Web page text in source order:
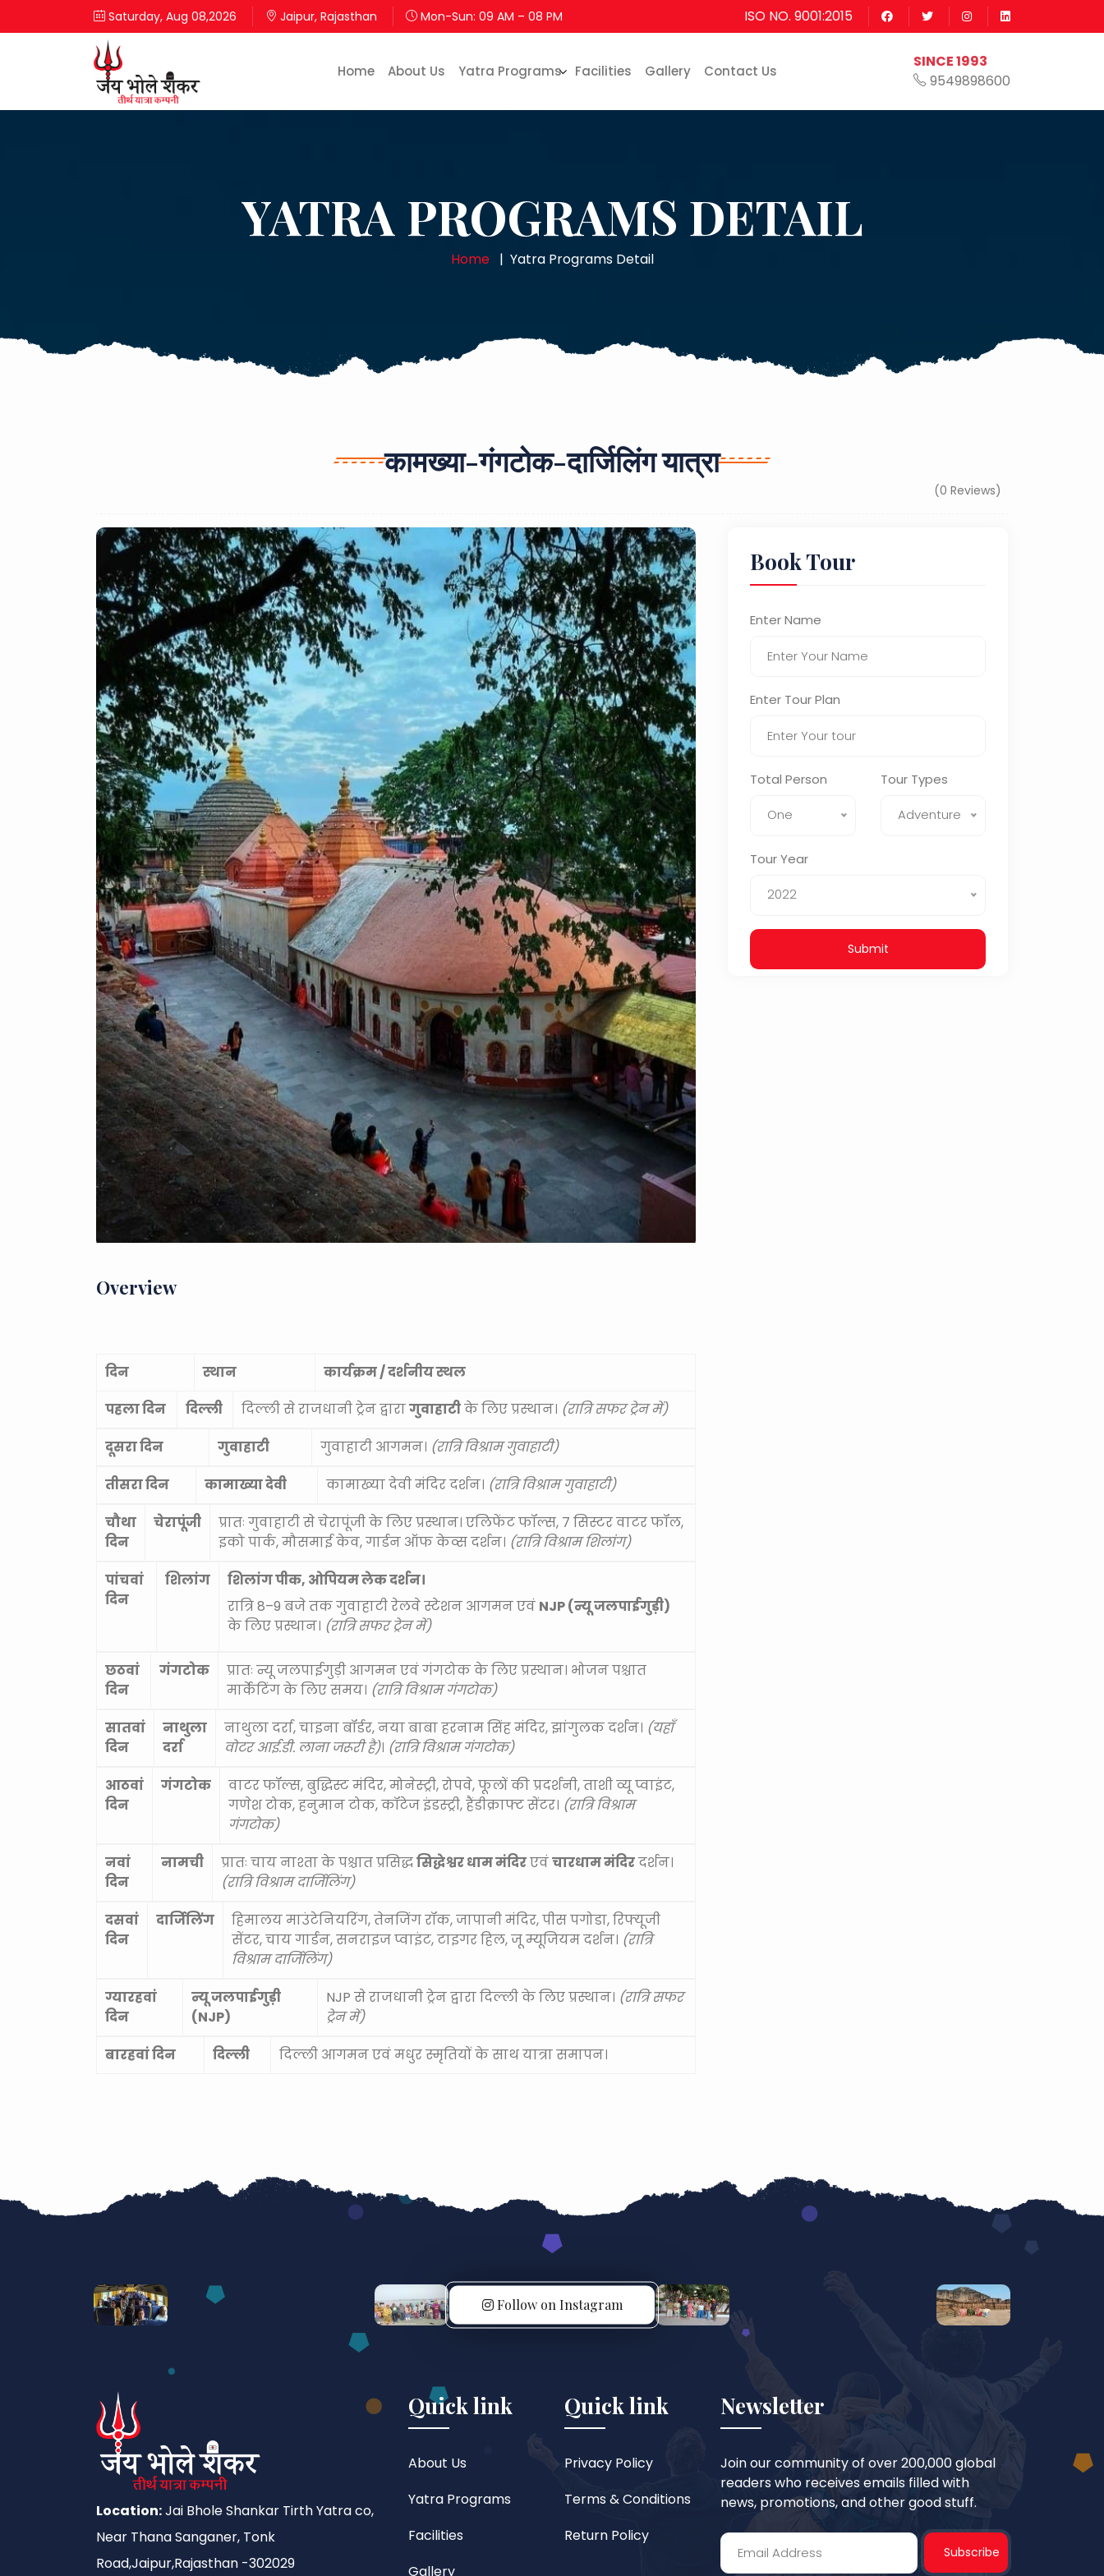
Saturday, Aug 08,2026 Jaipur, Rajasthan Mon-Sun: 09 AM – 08 PM ISO NO. 9001:2015
Home About Us Yatra Programs Facilities Gallery Contact Us
SINCE 1993
9549898600
YATRA PROGRAMS DETAIL
Home Yatra Programs Detail
कामख्या-गंगटोक-दार्जिलिंग यात्रा
(0 Reviews)
Overview
दिन स्थान
कार्यक्रम / दर्शनीय स्थल
पहला दिन
दिल्ली दिल्ली से राजधानी ट्रेन द्वारागुवाहाटीके लिए प्रस्थान। (रात्रि सफर ट्रेन में)
दूसरा दिन
गुवाहाटी गुवाहाटी आगमन। (रात्रि विश्राम गुवाहाटी)
तीसरा दिन
कामाख्या देवी कामाख्या देवी मंदिर दर्शन। (रात्रि विश्राम गुवाहाटी)
चौथा
दिन
चेरापूंजी
प्रातः गुवाहाटी से चेरापूंजी के लिए प्रस्थान। एलिफेंट फॉल्स, 7 सिस्टर वाटर फॉल,
इको पार्क, मौसमाई केव, गार्डन ऑफ केव्स दर्शन। (रात्रि विश्राम शिलांग)
पांचवां
दिन
शिलांग
शिलांग पीक, ओपियम लेक दर्शन।
रात्रि 8–9 बजे तक गुवाहाटी रेलवे स्टेशन आगमन एवं NJP (न्यू जलपाईगुड़ी)
के लिए प्रस्थान। (रात्रि सफर ट्रेन में)
छठवां
दिन
गंगटोक
प्रातः न्यू जलपाईगुड़ी आगमन एवं गंगटोक के लिए प्रस्थान। भोजन पश्चात
मार्केटिंग के लिए समय। (रात्रि विश्राम गंगटोक)
सातवां
दिन
नाथुला
दर्रा
नाथुला दर्रा, चाइना बॉर्डर, नया बाबा हरनाम सिंह मंदिर, झांगुलक दर्शन। (यहाँ
वोटर आई.डी. लाना जरूरी है)। (रात्रि विश्राम गंगटोक)
आठवां
दिन
गंगटोक
वाटर फॉल्स, बुद्धिस्ट मंदिर, मोनेस्ट्री, रोपवे, फूलों की प्रदर्शनी, ताशी व्यू प्वाइंट,
गणेश टोक, हनुमान टोक, कॉटेज इंडस्ट्री, हैंडीक्राफ्ट सेंटर। (रात्रि विश्राम
गंगटोक)
नवां
दिन
नामची प्रातः चाय नाश्ता के पश्चात प्रसिद्धसिद्धेश्वर धाम मंदिरएवंचारधाम मंदिरदर्शन।
(रात्रि विश्राम दार्जिलिंग)
दसवां
दिन
दार्जिलिंग
हिमालय माउंटेनियरिंग, तेनजिंग रॉक, जापानी मंदिर, पीस पगोडा, रिफ्यूजी
सेंटर, चाय गार्डन, सनराइज प्वाइंट, टाइगर हिल, जू म्यूजियम दर्शन। (रात्रि
विश्राम दार्जिलिंग)
ग्यारहवां
दिन
न्यू जलपाईगुड़ी
(NJP)
NJP से राजधानी ट्रेन द्वारा दिल्ली के लिए प्रस्थान। (रात्रि सफर
ट्रेन में)
बारहवां दिन
दिल्ली दिल्ली आगमन एवं मधुर स्मृतियों के साथ यात्रा समापन।
Book Tour
Enter Name
Enter Tour Plan
Total Person
One
Tour Types
Adventure
Tour Year
2022
Submit
Follow on Instagram
Location:Jai Bhole Shankar Tirth Yatra co,
Near Thana Sanganer, Tonk
Road,Jaipur,Rajasthan -302029
Quick link
About Us
Yatra Programs
Facilities
Gallery
Quick link
Privacy Policy
Terms & Conditions
Return Policy
Newsletter
Join our community of over 200,000 global
readers who receives emails filled with
news, promotions, and other good stuff.
Subscribe